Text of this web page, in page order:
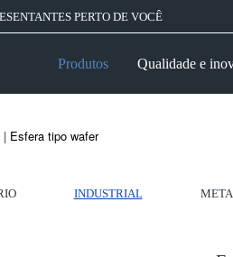
PERTO DE VOCÊ
Produtos Qualidade e
| Esfera tipo wafer
INDUSTRIAL